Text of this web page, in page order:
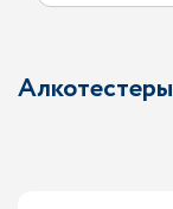
Алкотестеры